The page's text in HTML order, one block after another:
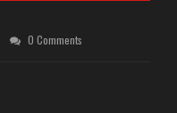
0 Comments